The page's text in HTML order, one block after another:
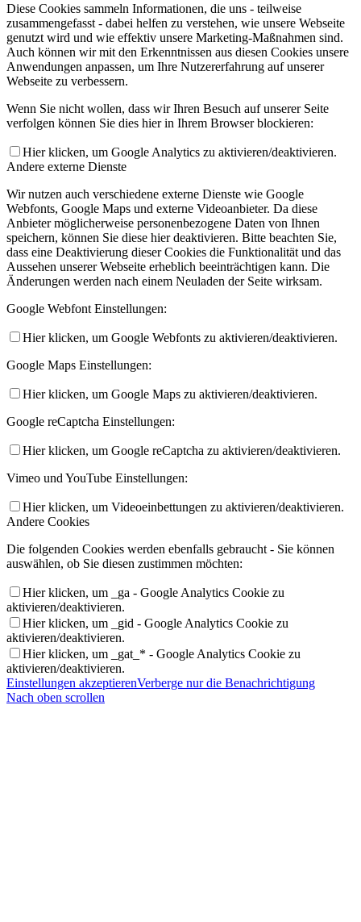
Diese Cookies sammeln Informationen, die uns - teilweise
zusammengefasst - dabei helfen zu verstehen, wie unsere Webseite
genutzt wird und wie effektiv unsere Marketing-Maßnahmen sind.
Auch können wir mit den Erkenntnissen aus diesen Cookies unsere
Anwendungen anpassen, um Ihre Nutzererfahrung auf unserer
Webseite zu verbessern.
Wenn Sie nicht wollen, dass wir Ihren Besuch auf unserer Seite
verfolgen können Sie dies hier in Ihrem Browser blockieren:
Hier klicken, um Google Analytics zu aktivieren/deaktivieren.
Andere externe Dienste
Wir nutzen auch verschiedene externe Dienste wie Google
Webfonts, Google Maps und externe Videoanbieter. Da diese
Anbieter möglicherweise personenbezogene Daten von Ihnen
speichern, können Sie diese hier deaktivieren. Bitte beachten Sie,
dass eine Deaktivierung dieser Cookies die Funktionalität und das
Aussehen unserer Webseite erheblich beeinträchtigen kann. Die
Änderungen werden nach einem Neuladen der Seite wirksam.
Google Webfont Einstellungen:
Hier klicken, um Google Webfonts zu aktivieren/deaktivieren.
Google Maps Einstellungen:
Hier klicken, um Google Maps zu aktivieren/deaktivieren.
Google reCaptcha Einstellungen:
Hier klicken, um Google reCaptcha zu aktivieren/deaktivieren.
Vimeo und YouTube Einstellungen:
Hier klicken, um Videoeinbettungen zu aktivieren/deaktivieren.
Andere Cookies
Die folgenden Cookies werden ebenfalls gebraucht - Sie können
auswählen, ob Sie diesen zustimmen möchten:
Hier klicken, um _ga - Google Analytics Cookie zu
aktivieren/deaktivieren.
Hier klicken, um _gid - Google Analytics Cookie zu
aktivieren/deaktivieren.
Hier klicken, um _gat_* - Google Analytics Cookie zu
aktivieren/deaktivieren.
Einstellungen akzeptierenVerberge nur die Benachrichtigung
Nach oben scrollen